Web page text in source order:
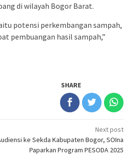
di wilayah Bogor Barat.
potensi perkembangan sampah,
pembuangan hasil sampah,”
SHARE
Next post
ke Sekda Kabupaten Bogor, SOIna
Paparkan Program PESODA 2025